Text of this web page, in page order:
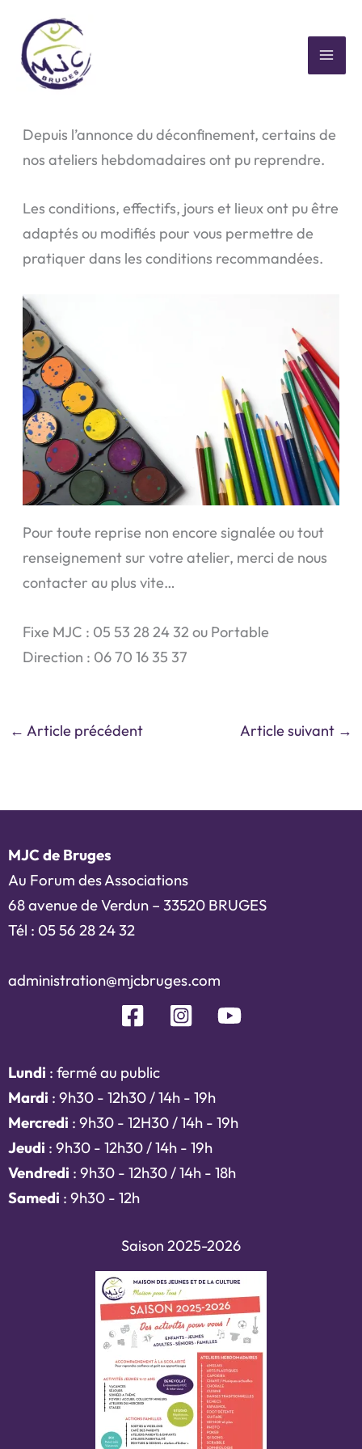
contenu
Ateliers hebdo et activités MJC
Depuis l’annonce du déconfinement, certains de
nos ateliers hebdomadaires ont pu reprendre.
Les conditions, effectifs, jours et lieux ont pu être
adaptés ou modifiés pour vous permettre de
pratiquer dans les conditions recommandées.
Pour toute reprise non encore signalée ou tout
renseignement sur votre atelier, merci de nous
contacter au plus vite…
Fixe MJC : 05 53 28 24 32 ou Portable
Direction : 06 70 16 35 37
← Article précédent Article suivant →
MJC de Bruges
Au Forum des Associations
68 avenue de Verdun – 33520 BRUGES
Tél : 05 56 28 24 32
administration@mjcbruges.com
Lundi : fermé au public
Mardi : 9h30 - 12h30 / 14h - 19h
Mercredi : 9h30 - 12H30 / 14h - 19h
Jeudi : 9h30 - 12h30 / 14h - 19h
Vendredi : 9h30 - 12h30 / 14h - 18h
Samedi : 9h30 - 12h
Saison 2025-2026